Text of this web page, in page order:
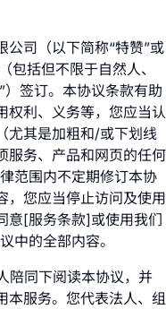
公司（以下简称“特赞”或
包括但不限于自然人、
）签订。本协议条款有助
权利、义务等，您应当认
尤其是加粗和/或下划线
服务、产品和网页的任何
范围内不定期修订本协
，您应当停止访问及使用
意[服务条款]或使用我们
中的全部内容。
陪同下阅读本协议，并
本服务。您代表法人、组